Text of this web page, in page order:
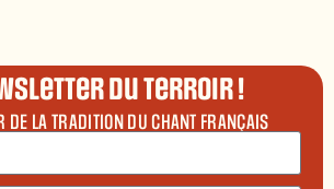
du terroir !
DE LA TRADITION DU CHANT FRANÇAIS